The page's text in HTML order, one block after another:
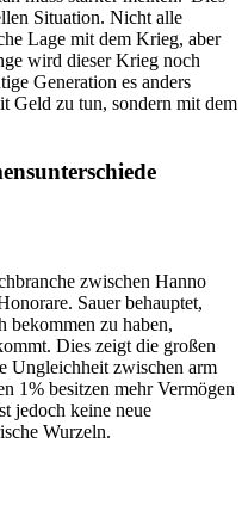
Situation. Nicht alle
Lage mit dem Krieg, aber
wird dieser Krieg noch
Generation es anders
Geld zu tun, sondern mit dem
zwischen Hanno
Sauer behauptet,
bekommen zu haben,
Dies zeigt die großen
Ungleichheit zwischen arm
1% besitzen mehr Vermögen
jedoch keine neue
Wurzeln.